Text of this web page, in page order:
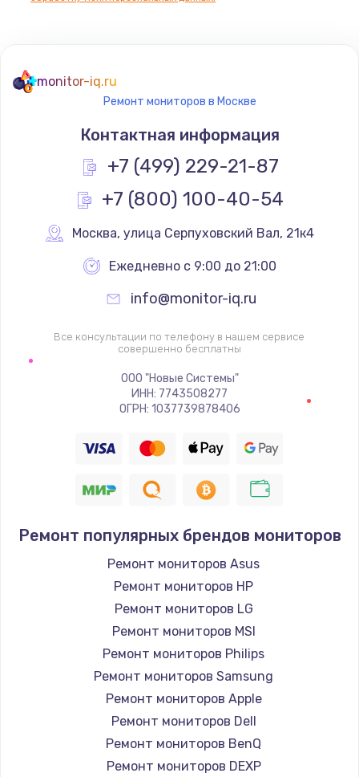
monitor-iq.ru
Ремонт мониторов в Москве
Контактная информация
+7 (499) 229-21-87
+7 (800) 100-40-54
Москва, улица Серпуховский Вал, 21к4
Ежедневно с 9:00 до 21:00
info@monitor-iq.ru
Все консультации по телефону в нашем сервисе
совершенно бесплатны
ООО "Новые Системы"
ИНН: 7743508277
ОГРН: 1037739878406
Ремонт популярных брендов мониторов
Ремонт мониторов Asus
Ремонт мониторов HP
Ремонт мониторов LG
Ремонт мониторов MSI
Ремонт мониторов Philips
Ремонт мониторов Samsung
Ремонт мониторов Apple
Ремонт мониторов Dell
Ремонт мониторов BenQ
Ремонт мониторов DEXP